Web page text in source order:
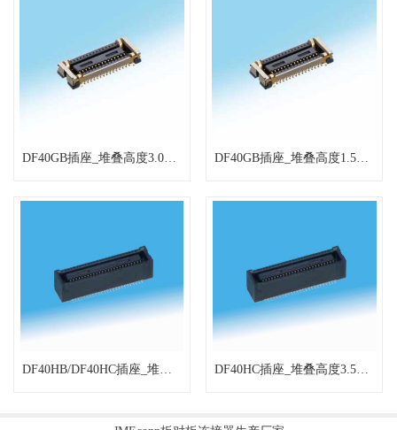
DF40HB/DF40HC插座_堆叠高度4.0mm-板对板和板对FPC连接器 DF40HC插座_堆叠高度3.5mm-板对板和板对FPC连接器